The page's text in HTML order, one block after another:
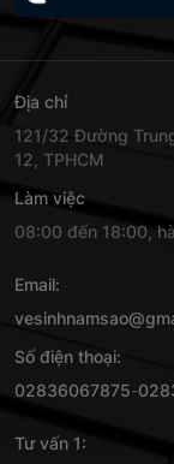
Địa chỉ
121/32 Đường
12, TPHCM
Làm việc
08:00 đến 18:00,
Email:
Số điện thoại:
02836067875-
Tư vấn 1: